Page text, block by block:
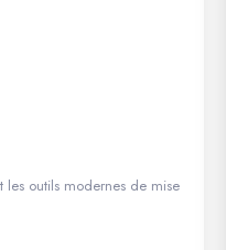
les outils modernes de mise